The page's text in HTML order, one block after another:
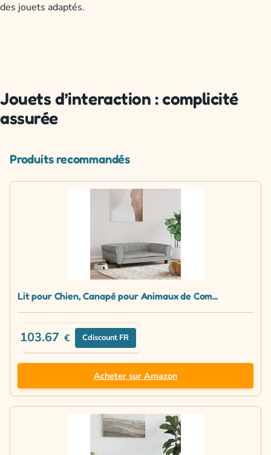
des jouets adaptés.
Jouets d’interaction : complicité
assurée
Produits recommandés
Lit pour Chien, Canapé pour Animaux de Com...
103.67 € Cdiscount FR
Acheter sur Amazon